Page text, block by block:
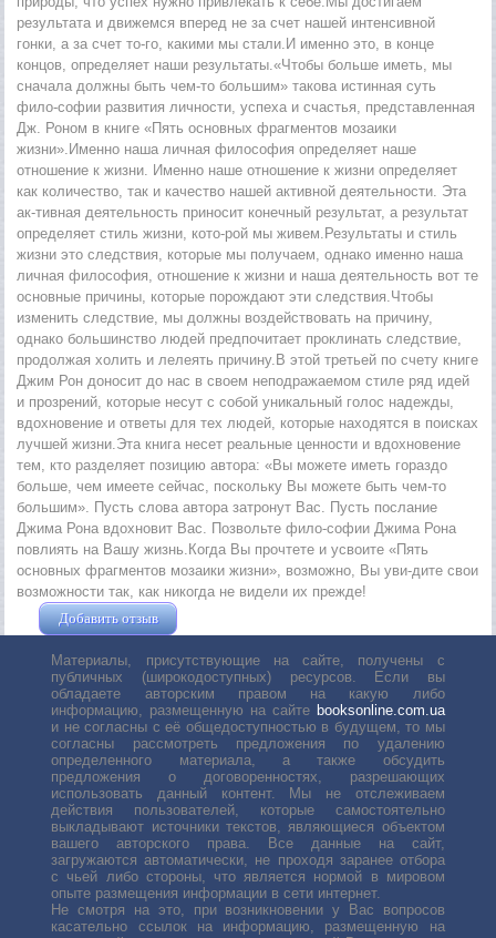
результата и движемся вперед не за счет нашей интенсивной
гонки, а за счет то-го, какими мы стали.И именно это, в конце
концов, определяет наши результаты.«Чтобы больше иметь, мы
сначала должны быть чем-то большим» такова истинная суть
фило-софии развития личности, успеха и счастья, представленная
Дж. Роном в книге «Пять основных фрагментов мозаики
жизни».Именно наша личная философия определяет наше
отношение к жизни. Именно наше отношение к жизни определяет
как количество, так и качество нашей активной деятельности. Эта
ак-тивная деятельность приносит конечный результат, а результат
определяет стиль жизни, кото-рой мы живем.Результаты и стиль
жизни это следствия, которые мы получаем, однако именно наша
личная философия, отношение к жизни и наша деятельность вот те
основные причины, которые порождают эти следствия.Чтобы
изменить следствие, мы должны воздействовать на причину,
однако большинство людей предпочитает проклинать следствие,
продолжая холить и лелеять причину.В этой третьей по счету книге
Джим Рон доносит до нас в своем неподражаемом стиле ряд идей
и прозрений, которые несут с собой уникальный голос надежды,
вдохновение и ответы для тех людей, которые находятся в поисках
лучшей жизни.Эта книга несет реальные ценности и вдохновение
тем, кто разделяет позицию автора: «Вы можете иметь гораздо
больше, чем имеете сейчас, поскольку Вы можете быть чем-то
большим». Пусть слова автора затронут Вас. Пусть послание
Джима Рона вдохновит Вас. Позвольте фило-софии Джима Рона
повлиять на Вашу жизнь.Когда Вы прочтете и усвоите «Пять
основных фрагментов мозаики жизни», возможно, Вы уви-дите свои
возможности так, как никогда не видели их прежде!
Добавить отзыв
Материалы, присутствующие на сайте, получены с
публичных (широкодоступных) ресурсов. Если вы
обладаете авторским правом на какую либо
информацию, размещенную на сайте booksonline.com.ua
и не согласны с её общедоступностью в будущем, то мы
согласны рассмотреть предложения по удалению
определенного материала, а также обсудить
предложения о договоренностях, разрешающих
использовать данный контент. Мы не отслеживаем
действия пользователей, которые самостоятельно
выкладывают источники текстов, являющиеся объектом
вашего авторского права. Все данные на сайт,
загружаются автоматически, не проходя заранее отбора
с чьей либо стороны, что является нормой в мировом
опыте размещения информации в сети интернет.
Не смотря на это, при возникновении у Вас вопросов
касательно ссылок на информацию, размещенную на